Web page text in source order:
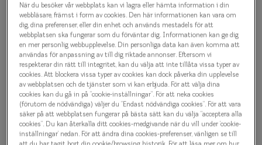
Olika
500 kr
Välj färg:
Brun
När du besöker vår webbplats kan vi lagra eller hämta information i din
webbläsare, främst i form av cookies. Den här informationen kan vara om
dig, dina preferenser, eller din enhet och används mestadels för att
webbplatsen ska fungerar som du förväntar dig. Informationen kan ge dig
en mer personlig webbupplevelse. Din personliga data kan även komma att
användas för anpassning av till dig riktade annonser. Eftersom vi
respekterar din rätt till integritet, kan du välja att inte tillåta vissa typer av
cookies. Att blockera vissa typer av cookies kan dock påverka din upplevelse
av webbplatsen och de tjänster som vi kan erbjuda. För att välja dina
cookies kan du gå in på ”cookie-inställningar”. För att neka cookies
(förutom de nödvändiga) väljer du ”Endast nödvändiga cookies”. För att vara
säker på att webbplatsen fungerar på bästa sätt kan du välja ”acceptera alla
cookies”. Du kan återkalla ditt cookies-medgivande när du vill under ’cookie-
inställningar’ nedan. För att ändra dina cookies-preferenser, vänligen se till